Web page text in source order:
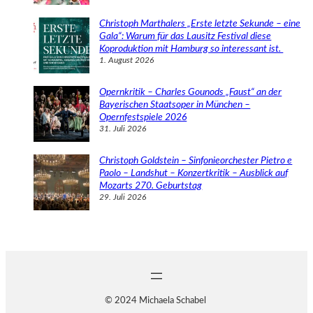
Christoph Marthalers „Erste letzte Sekunde – eine
Gala“: Warum für das Lausitz Festival diese
Koproduktion mit Hamburg so interessant ist.
1. August 2026
Opernkritik – Charles Gounods „Faust“ an der
Bayerischen Staatsoper in München –
Opernfestspiele 2026
31. Juli 2026
Christoph Goldstein – Sinfonieorchester Pietro e
Paolo – Landshut – Konzertkritik – Ausblick auf
Mozarts 270. Geburtstag
29. Juli 2026
© 2024 Michaela Schabel